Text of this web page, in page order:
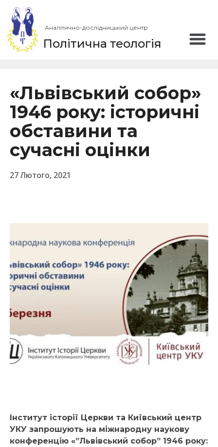
Аналітично-дослідницький центр
Політична теологія
«Львівський собор»
1946 року: історичні
обставини та
сучасні оцінки
27 Лютого, 2021
Інститут історії Церкви та Київський центр
УКУ запрошують на міжнародну наукову
конференцію «”Львівський собор” 1946 року: